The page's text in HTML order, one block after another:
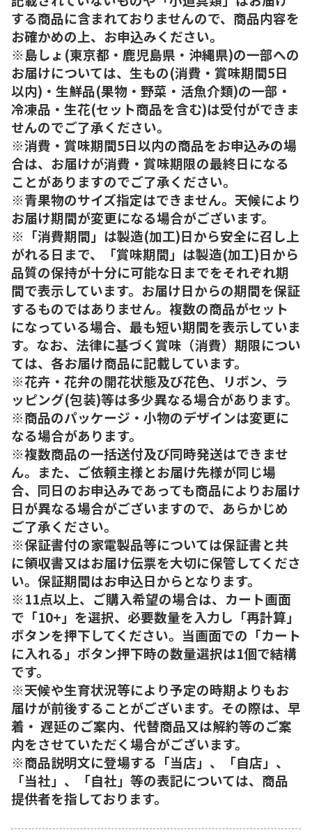
する商品に含まれておりませんので、商品内容を
お確かめの上、お申込みください。
※島しょ(東京都・鹿児島県・沖縄県)の一部への
お届けについては、生もの(消費・賞味期間5日
以内)・生鮮品(果物・野菜・活魚介類)の一部・
冷凍品・生花(セット商品を含む)は受付ができま
せんのでご了承ください。
※消費・賞味期間5日以内の商品をお申込みの場
合は、お届けが消費・賞味期限の最終日になる
ことがありますのでご了承ください。
※青果物のサイズ指定はできません。天候により
お届け期間が変更になる場合がございます。
※「消費期間」は製造(加工)日から安全に召し上
がれる日まで、「賞味期間」は製造(加工)日から
品質の保持が十分に可能な日までをそれぞれ期
間で表示しています。お届け日からの期間を保証
するものではありません。複数の商品がセット
になっている場合、最も短い期間を表示していま
す。なお、法律に基づく賞味（消費）期限につい
ては、各お届け商品に記載しています。
※花卉・花弁の開花状態及び花色、リボン、ラ
ッピング(包装)等は多少異なる場合があります。
※商品のパッケージ・小物のデザインは変更に
なる場合があります。
※複数商品の一括送付及び同時発送はできませ
ん。また、ご依頼主様とお届け先様が同じ場
合、同日のお申込みであっても商品によりお届け
日が異なる場合がございますので、あらかじめ
ご了承ください。
※保証書付の家電製品等については保証書と共
に領収書又はお届け伝票を大切に保管してくださ
い。保証期間はお申込日からとなります。
※11点以上、ご購入希望の場合は、カート画面
で「10+」を選択、必要数量を入力し「再計算」
ボタンを押下してください。当画面での「カート
に入れる」ボタン押下時の数量選択は1個で結構
です。
※天候や生育状況等により予定の時期よりもお
届けが前後することがございます。その際は、早
着・ 遅延のご案内、代替商品又は解約等のご案
内をさせていただく場合がございます。
※商品説明文に登場する「当店」、「自店」、
「当社」、「自社」等の表記については、商品
提供者を指しております。